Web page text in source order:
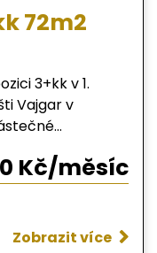
72m2
3+kk v 1.
Vajgar v
barovým
a ložnici, přes
Kč/měsíc
Zobrazit více